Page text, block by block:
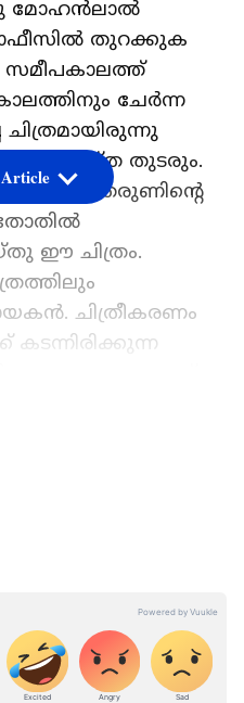
മോഹന്‍ലാല്‍
തുറക്കുക
ചേര്‍ന്ന
ചിത്രമായിരുന്നു
ചെയ്ത തുടരും.
തരുണിന്‍റെ
തോതില്‍
ഈ ചിത്രം.
ചിത്രീകരണം
എത്തുന്ന